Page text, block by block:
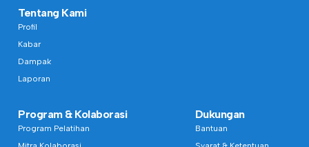
Tentang Kami
Profil
Kabar
Dampak
Laporan
Program & Kolaborasi
Program Pelatihan
Dukungan
Bantuan